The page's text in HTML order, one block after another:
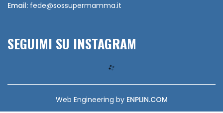
Email: fede@sossupermamma.it
SEGUIMI SU INSTAGRAM
Web Engineering by ENPLIN.COM